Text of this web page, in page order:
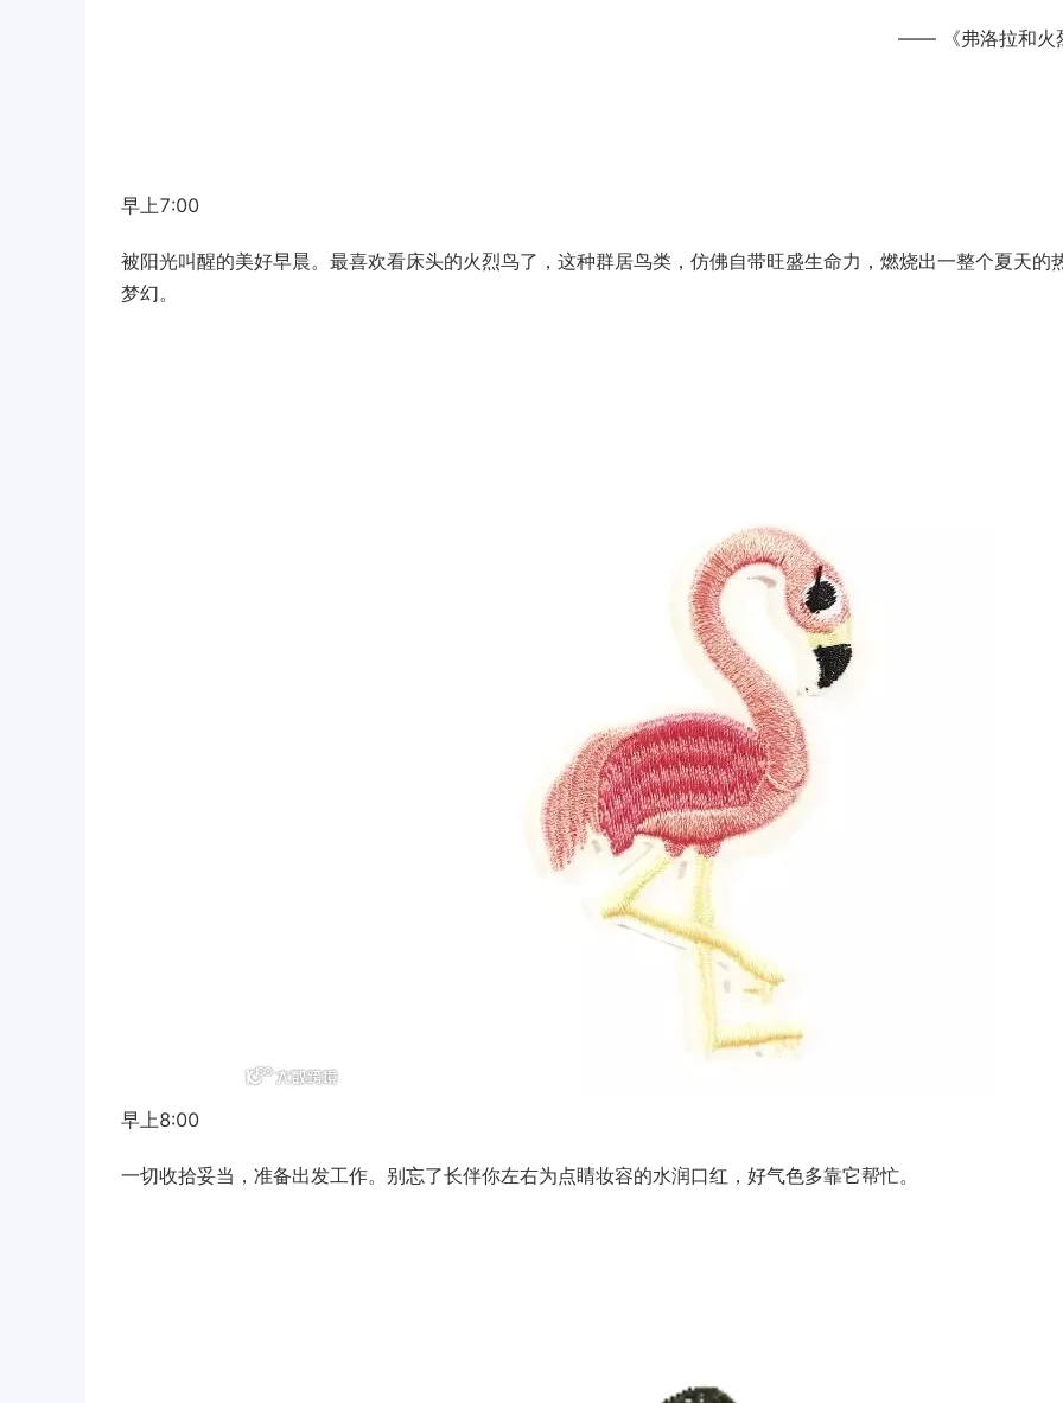
—— 《弗洛拉和火
早上7:00
被阳光叫醒的美好早晨。最喜欢看床头的火烈鸟了，这种群居鸟类，仿佛自带旺盛生命力，燃烧出一整个夏天的
梦幻。
早上8:00
一切收拾妥当，准备出发工作。别忘了长伴你左右为点睛妆容的水润口红，好气色多靠它帮忙。